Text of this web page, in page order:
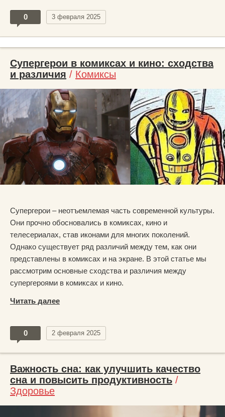
0 3 февраля 2025
Супергерои в комиксах и кино: сходства
и различия / Комиксы
Супергерои – неотъемлемая часть современной культуры.
Они прочно обосновались в комиксах, кино и
телесериалах, став иконами для многих поколений.
Однако существует ряд различий между тем, как они
представлены в комиксах и на экране. В этой статье мы
рассмотрим основные сходства и различия между
супергероями в комиксах и кино.
Читать далее
0 2 февраля 2025
Важность сна: как улучшить качество
сна и повысить продуктивность /
Здоровье